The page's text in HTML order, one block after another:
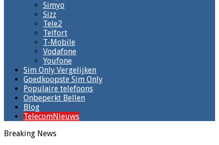
Simyo
Sizz
Tele2
Telfort
T-Mobile
Vodafone
Youfone
Sim Only Vergelijken
Goedkoopste Sim Only
Populaire telefoons
Onbeperkt Bellen
Blog
TelecomNieuws
Breaking News